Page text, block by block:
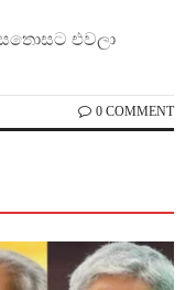
එවලා
0 COMMENT